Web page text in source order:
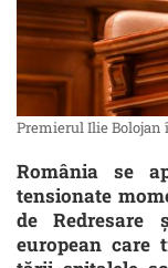
Premierul Ilie Bolojan
România se
tensionate
de Redresare
european care